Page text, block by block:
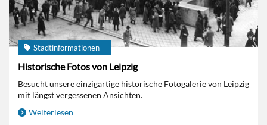
Stadtinformationen
Historische Fotos von Leipzig
Besucht unsere einzigartige historische Fotogalerie von Leipzig
mit längst vergessenen Ansichten.
Weiterlesen